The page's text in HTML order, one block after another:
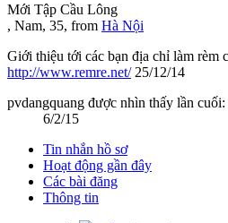
Mới Tập Cầu Lông
, Nam, 35, from Hà Nội
Giới thiệu tới các bạn địa chỉ làm rèm
http://www.remre.net/ 25/12/14
pvdangquang được nhìn thấy lần cuối:
6/2/15
Tin nhắn hồ sơ
Hoạt động gần đây
Các bài đăng
Thông tin